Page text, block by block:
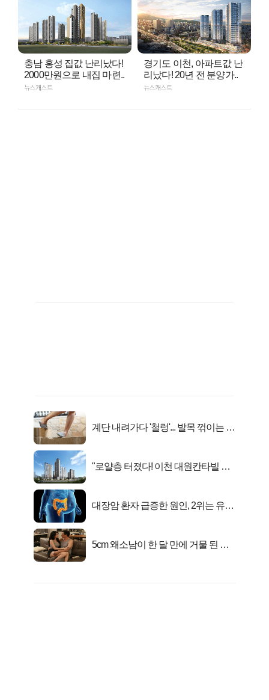
충남 홍성 집값 난리났다!
2000만원으로 내집 마련..
뉴스캐스트
경기도 이천, 아파트값 난
리났다! 20년 전 분양가..
뉴스캐스트
계단 내려가다 '철렁'... 발목 꺾이는 이
"로얄층 터졌다! 이천 대원칸타빌 잔
대장암 환자 급증한 원인, 2위는 유산
5cm 왜소남이 한 달 만에 거물 된 사